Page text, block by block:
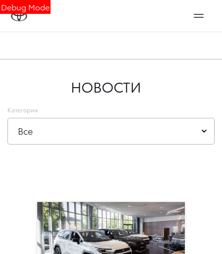
Debug Mode
НОВОСТИ
Категория
Все